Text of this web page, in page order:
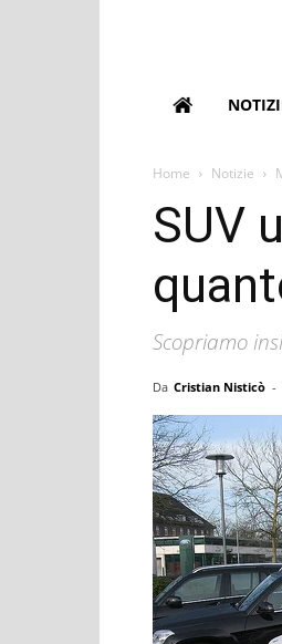
Home Notizie
SUV
Scopriamo
Da Cristian Nisticò -